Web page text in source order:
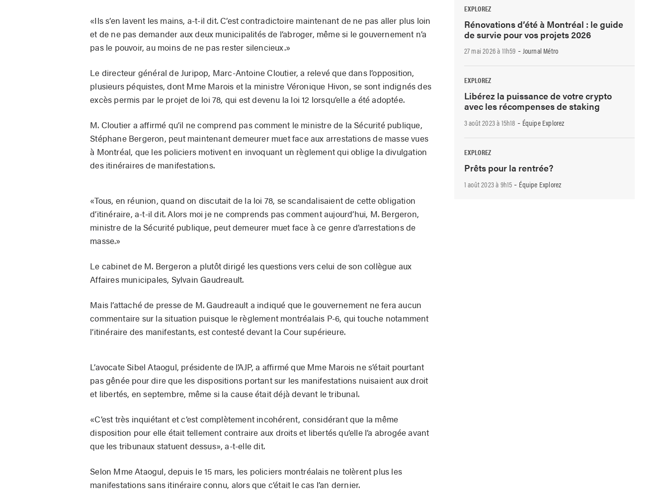
«Ils s’en lavent les mains, a-t-il dit. C’est contradictoire maintenant de ne pas aller plus loin
et de ne pas demander aux deux municipalités de l’abroger, même si le gouvernement n’a
pas le pouvoir, au moins de ne pas rester silencieux.»
Le directeur général de Juripop, Marc-Antoine Cloutier, a relevé que dans l’opposition,
plusieurs péquistes, dont Mme Marois et la ministre Véronique Hivon, se sont indignés des
excès permis par le projet de loi 78, qui est devenu la loi 12 lorsqu’elle a été adoptée.
M. Cloutier a affirmé qu’il ne comprend pas comment le ministre de la Sécurité publique,
Stéphane Bergeron, peut maintenant demeurer muet face aux arrestations de masse vues
à Montréal, que les policiers motivent en invoquant un règlement qui oblige la divulgation
des itinéraires de manifestations.
«Tous, en réunion, quand on discutait de la loi 78, se scandalisaient de cette obligation
d’itinéraire, a-t-il dit. Alors moi je ne comprends pas comment aujourd’hui, M. Bergeron,
ministre de la Sécurité publique, peut demeurer muet face à ce genre d’arrestations de
masse.»
Le cabinet de M. Bergeron a plutôt dirigé les questions vers celui de son collègue aux
Affaires municipales, Sylvain Gaudreault.
Mais l’attaché de presse de M. Gaudreault a indiqué que le gouvernement ne fera aucun
commentaire sur la situation puisque le règlement montréalais P-6, qui touche notamment
l’itinéraire des manifestants, est contesté devant la Cour supérieure.
L’avocate Sibel Ataogul, présidente de l’AJP, a affirmé que Mme Marois ne s’était pourtant
pas gênée pour dire que les dispositions portant sur les manifestations nuisaient aux droit
et libertés, en septembre, même si la cause était déjà devant le tribunal.
«C’est très inquiétant et c’est complètement incohérent, considérant que la même
disposition pour elle était tellement contraire aux droits et libertés qu’elle l’a abrogée avant
que les tribunaux statuent dessus», a-t-elle dit.
Selon Mme Ataogul, depuis le 15 mars, les policiers montréalais ne tolèrent plus les
manifestations sans itinéraire connu, alors que c’était le cas l’an dernier.
EXPLOREZ
Rénovations d’été à Montréal : le guide
de survie pour vos projets 2026
27 mai 2026 à 11h59 -Journal Métro
EXPLOREZ
Libérez la puissance de votre crypto
avec les récompenses de staking
3 août 2023 à 15h18 - Équipe Explorez
EXPLOREZ
Prêts pour la rentrée?
1 août 2023 à 9h15 - Équipe Explorez